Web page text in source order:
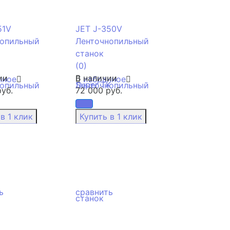
избранное
сравнить
JET J-350V
Ленточнопильный
станок
(0)
В наличии
72 000 руб.